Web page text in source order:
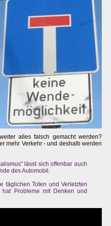
alles falsch gemacht werden?
mehr Verkehr - und deshalb werden
lässt sich offenbar auch
des Automobil.
täglichen Toten und Verletzten
hat Probleme mit Denken und